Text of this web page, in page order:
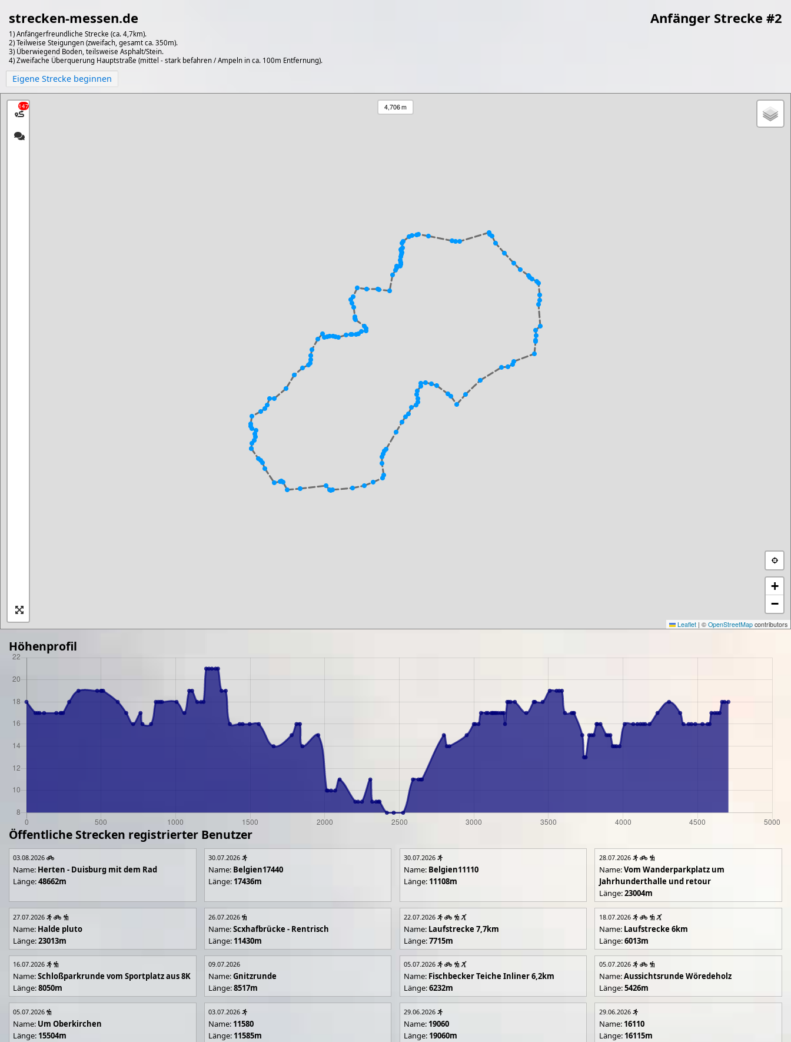
strecken-messen.de Anfänger Strecke #2
1) Anfängerfreundliche Strecke (ca. 4,7km).
2) Teilweise Steigungen (zweifach, gesamt ca. 350m).
3) Überwiegend Boden, teilsweise Asphalt/Stein.
4) Zweifache Überquerung Hauptstraße (mittel - stark befahren / Ampeln in ca. 100m Entfernung).
Eigene Strecke beginnen
147 4,706 m
+
−
Leaflet | © OpenStreetMap contributors
Höhenprofil
Öffentliche Strecken registrierter Benutzer
03.08.2026
Name: Herten - Duisburg mit dem Rad
Länge:48662m
30.07.2026
Name: Belgien17440
Länge: 17436m
30.07.2026
Name: Belgien11110
Länge: 11108m
28.07.2026
Name:Vom Wanderparkplatz um
Jahrhunderthalle und retour
Länge:23004m
27.07.2026
Name: Halde pluto
Länge:23013m
26.07.2026
Name:Scxhafbrücke - Rentrisch
Länge: 11430m
22.07.2026
Name: Laufstrecke 7,7km
Länge:7715m
18.07.2026
Name: Laufstrecke 6km
Länge:6013m
16.07.2026
Name:Schloßparkrunde vom Sportplatz aus 8K
Länge:8050m
09.07.2026
Name:Gnitzrunde
Länge:8517m
05.07.2026
Name: Fischbecker Teiche Inliner 6,2km
Länge:6232m
05.07.2026
Name:Aussichtsrunde Wöredeholz
Länge:5426m
05.07.2026
Name: Um Oberkirchen
Länge: 15504m
03.07.2026
Name: 11580
Länge: 11585m
29.06.2026
Name: 19060
Länge: 19060m
29.06.2026
Name: 16110
Länge: 16115m